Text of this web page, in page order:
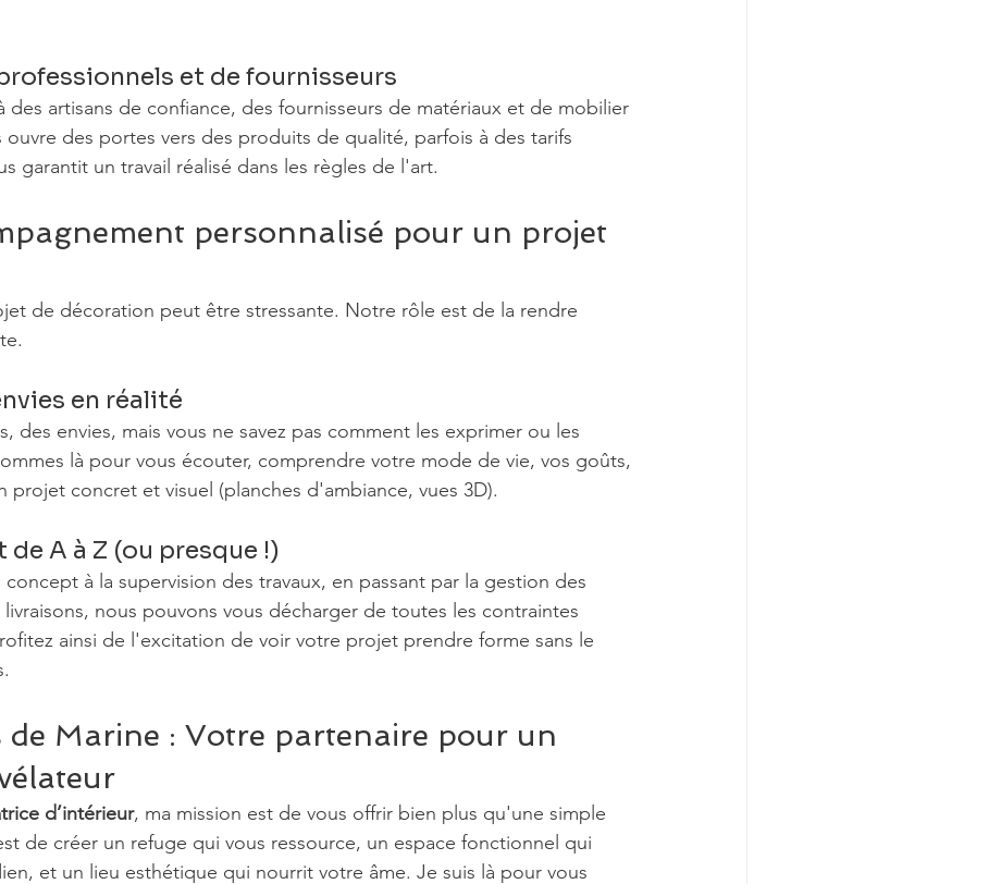
et de fournisseurs
des artisans de confiance, des fournisseurs de matériaux et de mobilier
ouvre des portes vers des produits de qualité, parfois à des tarifs
garantit un travail réalisé dans les règles de l'art.
personnalisé pour un projet
de décoration peut être stressante. Notre rôle est de la rendre
en réalité
des envies, mais vous ne savez pas comment les exprimer ou les
là pour vous écouter, comprendre votre mode de vie, vos goûts,
projet concret et visuel (planches d'ambiance, vues 3D).
A à Z (ou presque !)
à la supervision des travaux, en passant par la gestion des
nous pouvons vous décharger de toutes les contraintes
ainsi de l'excitation de voir votre projet prendre forme sans le
de Marine : Votre partenaire pour un
d’intérieur, ma mission est de vous offrir bien plus qu'une simple
de créer un refuge qui vous ressource, un espace fonctionnel qui
et un lieu esthétique qui nourrit votre âme. Je suis là pour vous